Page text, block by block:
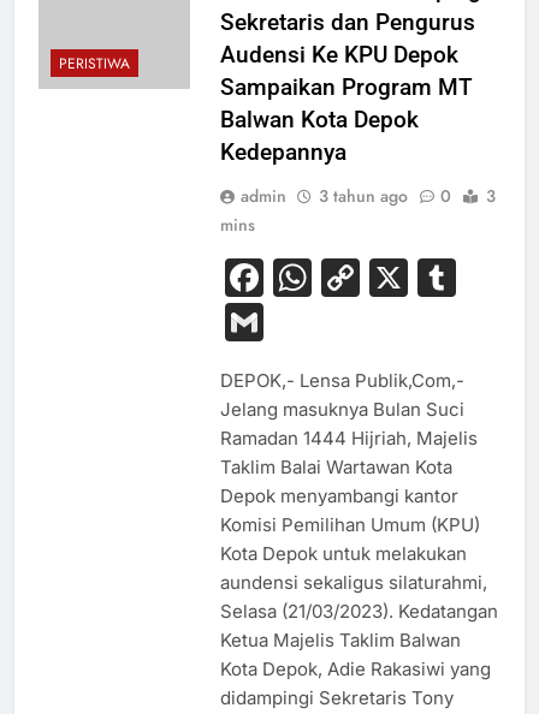
PERISTIWA
Sekretaris dan Pengurus
Audensi Ke KPU Depok
Sampaikan Program MT
Balwan Kota Depok
Kedepannya
admin 3 tahun ago 0
3
mins
Facebook
WhatsApp
Copy
X
Gmail
DEPOK,- Lensa Publik,Com,-
Jelang masuknya Bulan Suci
Ramadan 1444 Hijriah, Majelis
Taklim Balai Wartawan Kota
Depok menyambangi kantor
Komisi Pemilihan Umum (KPU)
Kota Depok untuk melakukan
aundensi sekaligus silaturahmi,
Selasa (21/03/2023). Kedatangan
Ketua Majelis Taklim Balwan
Kota Depok, Adie Rakasiwi yang
didampingi Sekretaris Tony